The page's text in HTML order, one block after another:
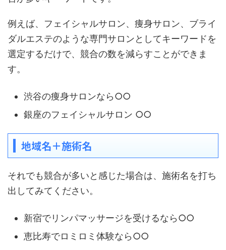
例えば、フェイシャルサロン、痩身サロン、ブライ
ダルエステのような専門サロンとしてキーワードを
選定するだけで、競合の数を減らすことができま
す。
渋谷の痩身サロンなら○○
銀座のフェイシャルサロン ○○
地域名＋施術名
それでも競合が多いと感じた場合は、施術名を打ち
出してみてください。
新宿でリンパマッサージを受けるなら○○
恵比寿でロミロミ体験なら○○